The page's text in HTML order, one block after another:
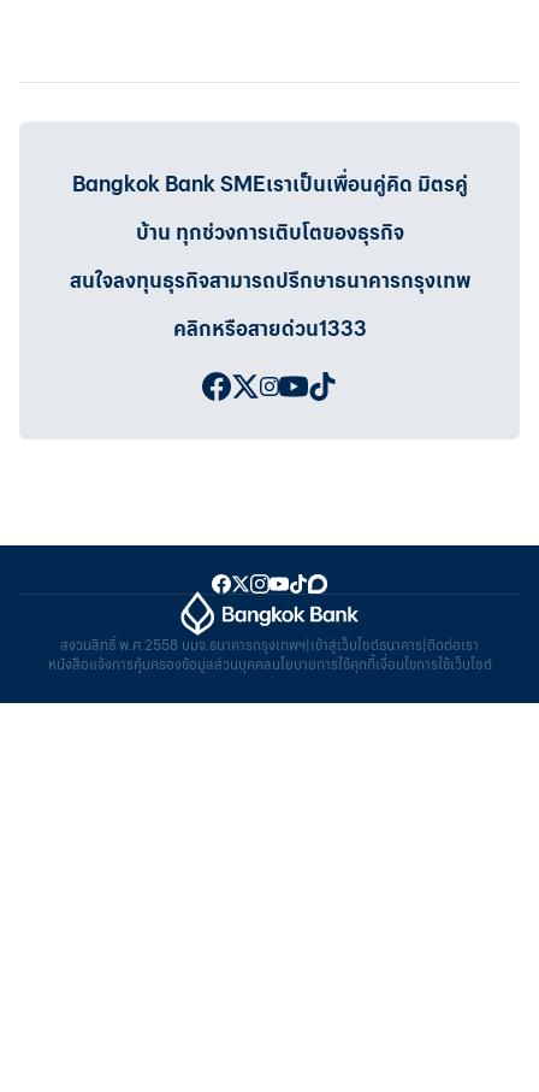
Bangkok Bank SMEเราเป็นเพื่อนคู่คิด มิตรคู่
บ้าน ทุกช่วงการเติบโตของธุรกิจ
สนใจลงทุนธุรกิจสามารถปรึกษาธนาคารกรุงเทพ
คลิกหรือสายด่วน1333
สงวนสิทธิ์ พ.ศ.2558 บมจ.ธนาคารกรุงเทพฯ เข้าสู่เว็บไซต์ธนาคาร ติดต่อเรา
หนังสือแจ้งการคุ้มครองข้อมูลส่วนบุคคลนโยบายการใช้คุกกี้เงื่อนไขการใช้เว็บไซต์